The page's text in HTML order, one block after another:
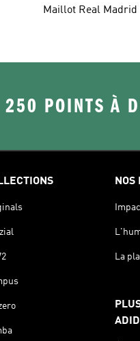
Maillot Real Madrid
POINTS À
NOS
La